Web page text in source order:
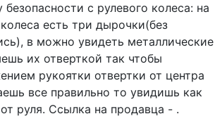
с рулевого колеса: на
есть три дырочки(без
в можно увидеть металлические
их отверткой так чтобы
рукоятки отвертки от центра
все правильно то увидишь как
руля. Ссылка на продавца - .